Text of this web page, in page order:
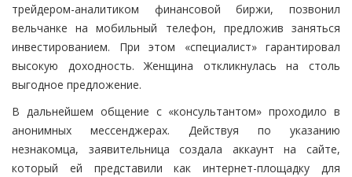
трейдером-аналитиком финансовой биржи, позвонил
вельчанке на мобильный телефон, предложив заняться
инвестированием. При этом «специалист» гарантировал
высокую доходность. Женщина откликнулась на столь
выгодное предложение.
В дальнейшем общение с «консультантом» проходило в
анонимных мессенджерах. Действуя по указанию
незнакомца, заявительница создала аккаунт на сайте,
который ей представили как интернет-площадку для